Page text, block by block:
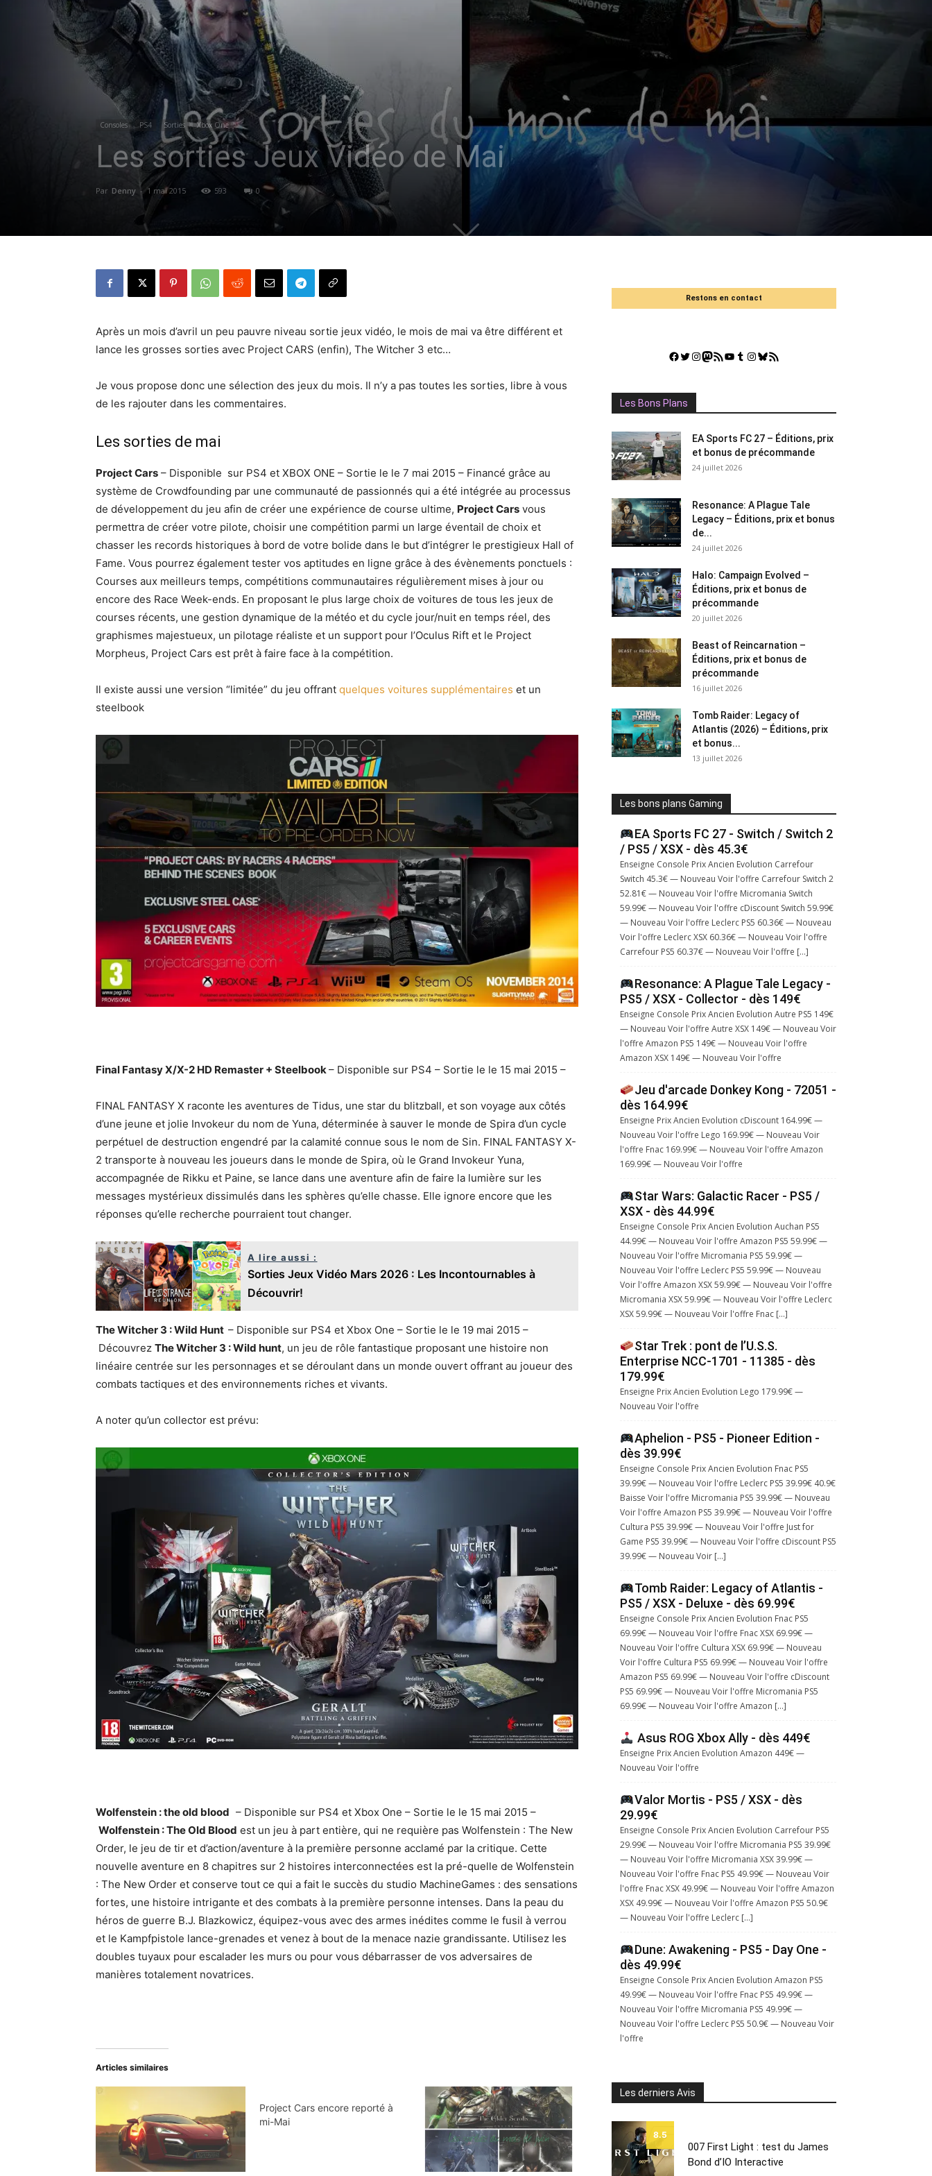
Consoles PS4 Sorties Xbox One
Les sorties Jeux Vidéo de Mai
Par Denny - 1 mai 2015 593 0
Après un mois d’avril un peu pauvre niveau sortie jeux vidéo, le mois de mai va être différent et
lance les grosses sorties avec Project CARS (enfin), The Witcher 3 etc…
Je vous propose donc une sélection des jeux du mois. Il n’y a pas toutes les sorties, libre à vous
de les rajouter dans les commentaires.
Les sorties de mai
Project Cars – Disponible sur PS4 et XBOX ONE – Sortie le le 7 mai 2015 – Financé grâce au
système de Crowdfounding par une communauté de passionnés qui a été intégrée au processus
de développement du jeu afin de créer une expérience de course ultime, Project Cars vous
permettra de créer votre pilote, choisir une compétition parmi un large éventail de choix et
chasser les records historiques à bord de votre bolide dans le but d’intégrer le prestigieux Hall of
Fame. Vous pourrez également tester vos aptitudes en ligne grâce à des évènements ponctuels :
Courses aux meilleurs temps, compétitions communautaires régulièrement mises à jour ou
encore des Race Week-ends. En proposant le plus large choix de voitures de tous les jeux de
courses récents, une gestion dynamique de la météo et du cycle jour/nuit en temps réel, des
graphismes majestueux, un pilotage réaliste et un support pour l’Oculus Rift et le Project
Morpheus, Project Cars est prêt à faire face à la compétition.
Il existe aussi une version “limitée” du jeu offrant quelques voitures supplémentaires et un
steelbook
Final Fantasy X/X-2 HD Remaster + Steelbook – Disponible sur PS4 – Sortie le le 15 mai 2015 –
FINAL FANTASY X raconte les aventures de Tidus, une star du blitzball, et son voyage aux côtés
d’une jeune et jolie Invokeur du nom de Yuna, déterminée à sauver le monde de Spira d’un cycle
perpétuel de destruction engendré par la calamité connue sous le nom de Sin. FINAL FANTASY X-
2 transporte à nouveau les joueurs dans le monde de Spira, où le Grand Invokeur Yuna,
accompagnée de Rikku et Paine, se lance dans une aventure afin de faire la lumière sur les
messages mystérieux dissimulés dans les sphères qu’elle chasse. Elle ignore encore que les
réponses qu’elle recherche pourraient tout changer.
A lire aussi :
Sorties Jeux Vidéo Mars 2026 : Les Incontournables à
Découvrir!
The Witcher 3 : Wild Hunt – Disponible sur PS4 et Xbox One – Sortie le le 19 mai 2015 –
Découvrez The Witcher 3 : Wild hunt, un jeu de rôle fantastique proposant une histoire non
linéaire centrée sur les personnages et se déroulant dans un monde ouvert offrant au joueur des
combats tactiques et des environnements riches et vivants.
A noter qu’un collector est prévu:
Wolfenstein : the old blood – Disponible sur PS4 et Xbox One – Sortie le le 15 mai 2015 –
Wolfenstein : The Old Blood est un jeu à part entière, qui ne requière pas Wolfenstein : The New
Order, le jeu de tir et d’action/aventure à la première personne acclamé par la critique. Cette
nouvelle aventure en 8 chapitres sur 2 histoires interconnectées est la pré-quelle de Wolfenstein
: The New Order et conserve tout ce qui a fait le succès du studio MachineGames : des sensations
fortes, une histoire intrigante et des combats à la première personne intenses. Dans la peau du
héros de guerre B.J. Blazkowicz, équipez-vous avec des armes inédites comme le fusil à verrou
et le Kampfpistole lance-grenades et venez à bout de la menace nazie grandissante. Utilisez les
doubles tuyaux pour escalader les murs ou pour vous débarrasser de vos adversaires de
manières totalement novatrices.
Articles similaires
Project Cars encore reporté à
mi-Mai
Restons en contact
Facebook
Twitter
Instagram
Mastodon
Flux RSSYouTube
Tumblr
Instagram
Bluesky
GestGame
Les Bons Plans
EA Sports FC 27 – Éditions, prix
et bonus de précommande
24 juillet 2026
Resonance: A Plague Tale
Legacy – Éditions, prix et bonus
de...
24 juillet 2026
Halo: Campaign Evolved –
Éditions, prix et bonus de
précommande
20 juillet 2026
Beast of Reincarnation –
Éditions, prix et bonus de
précommande
16 juillet 2026
Tomb Raider: Legacy of
Atlantis (2026) – Éditions, prix
et bonus...
13 juillet 2026
Les bons plans Gaming
EA Sports FC 27 - Switch / Switch 2
/ PS5 / XSX - dès 45.3€
Enseigne Console Prix Ancien Evolution Carrefour
Switch 45.3€ — Nouveau Voir l'offre Carrefour Switch 2
52.81€ — Nouveau Voir l'offre Micromania Switch
59.99€ — Nouveau Voir l'offre cDiscount Switch 59.99€
— Nouveau Voir l'offre Leclerc PS5 60.36€ — Nouveau
Voir l'offre Leclerc XSX 60.36€ — Nouveau Voir l'offre
Carrefour PS5 60.37€ — Nouveau Voir l'offre […]
Resonance: A Plague Tale Legacy -
PS5 / XSX - Collector - dès 149€
Enseigne Console Prix Ancien Evolution Autre PS5 149€
— Nouveau Voir l'offre Autre XSX 149€ — Nouveau Voir
l'offre Amazon PS5 149€ — Nouveau Voir l'offre
Amazon XSX 149€ — Nouveau Voir l'offre
Jeu d'arcade Donkey Kong - 72051 -
dès 164.99€
Enseigne Prix Ancien Evolution cDiscount 164.99€ —
Nouveau Voir l'offre Lego 169.99€ — Nouveau Voir
l'offre Fnac 169.99€ — Nouveau Voir l'offre Amazon
169.99€ — Nouveau Voir l'offre
Star Wars: Galactic Racer - PS5 /
XSX - dès 44.99€
Enseigne Console Prix Ancien Evolution Auchan PS5
44.99€ — Nouveau Voir l'offre Amazon PS5 59.99€ —
Nouveau Voir l'offre Micromania PS5 59.99€ —
Nouveau Voir l'offre Leclerc PS5 59.99€ — Nouveau
Voir l'offre Amazon XSX 59.99€ — Nouveau Voir l'offre
Micromania XSX 59.99€ — Nouveau Voir l'offre Leclerc
XSX 59.99€ — Nouveau Voir l'offre Fnac […]
Star Trek : pont de l’U.S.S.
Enterprise NCC-1701 - 11385 - dès
179.99€
Enseigne Prix Ancien Evolution Lego 179.99€ —
Nouveau Voir l'offre
Aphelion - PS5 - Pioneer Edition -
dès 39.99€
Enseigne Console Prix Ancien Evolution Fnac PS5
39.99€ — Nouveau Voir l'offre Leclerc PS5 39.99€ 40.9€
Baisse Voir l'offre Micromania PS5 39.99€ — Nouveau
Voir l'offre Amazon PS5 39.99€ — Nouveau Voir l'offre
Cultura PS5 39.99€ — Nouveau Voir l'offre Just for
Game PS5 39.99€ — Nouveau Voir l'offre cDiscount PS5
39.99€ — Nouveau Voir […]
Tomb Raider: Legacy of Atlantis -
PS5 / XSX - Deluxe - dès 69.99€
Enseigne Console Prix Ancien Evolution Fnac PS5
69.99€ — Nouveau Voir l'offre Fnac XSX 69.99€ —
Nouveau Voir l'offre Cultura XSX 69.99€ — Nouveau
Voir l'offre Cultura PS5 69.99€ — Nouveau Voir l'offre
Amazon PS5 69.99€ — Nouveau Voir l'offre cDiscount
PS5 69.99€ — Nouveau Voir l'offre Micromania PS5
69.99€ — Nouveau Voir l'offre Amazon […]
Asus ROG Xbox Ally - dès 449€
Enseigne Prix Ancien Evolution Amazon 449€ —
Nouveau Voir l'offre
Valor Mortis - PS5 / XSX - dès
29.99€
Enseigne Console Prix Ancien Evolution Carrefour PS5
29.99€ — Nouveau Voir l'offre Micromania PS5 39.99€
— Nouveau Voir l'offre Micromania XSX 39.99€ —
Nouveau Voir l'offre Fnac PS5 49.99€ — Nouveau Voir
l'offre Fnac XSX 49.99€ — Nouveau Voir l'offre Amazon
XSX 49.99€ — Nouveau Voir l'offre Amazon PS5 50.9€
— Nouveau Voir l'offre Leclerc […]
Dune: Awakening - PS5 - Day One -
dès 49.99€
Enseigne Console Prix Ancien Evolution Amazon PS5
49.99€ — Nouveau Voir l'offre Fnac PS5 49.99€ —
Nouveau Voir l'offre Micromania PS5 49.99€ —
Nouveau Voir l'offre Leclerc PS5 50.9€ — Nouveau Voir
l'offre
Les derniers Avis
8.5
007 First Light : test du James
Bond d’IO Interactive